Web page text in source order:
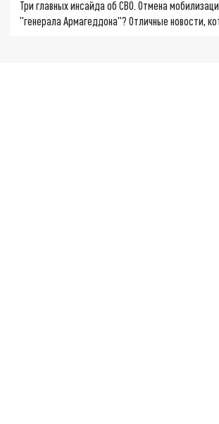
Три главных инсайда об СВО. Отмена
"генерала Армагеддона"? Отличные новости,